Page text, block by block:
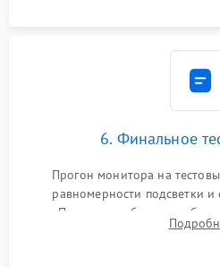
6. Финальное
Прогон монитора на
равномерности подсветки и
Проверка
DisplayPort, VGA) и кнопок